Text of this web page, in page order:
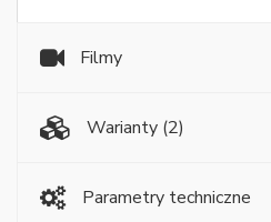
Filmy
Warianty (2)
Parametry techniczne